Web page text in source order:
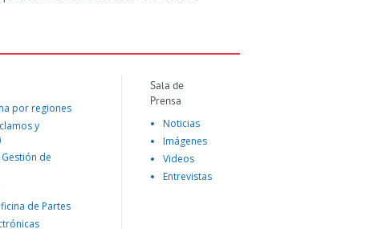
por regiones
y
de
de Partes
Sala de
Prensa
Noticias
Imágenes
Videos
Entrevistas